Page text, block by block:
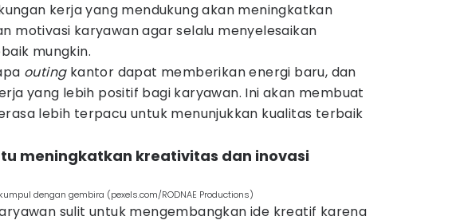
kerja yang mendukung akan meningkatkan
motivasi karyawan agar selalu menyelesaikan
mungkin.
outingkantor dapat memberikan energi baru, dan
yang lebih positif bagi karyawan. Ini akan membuat
lebih terpacu untuk menunjukkan kualitas terbaik
meningkatkan kreativitas dan inovasi
dengan gembira (pexels.com/RODNAE Productions)
sulit untuk mengembangkan ide kreatif karena